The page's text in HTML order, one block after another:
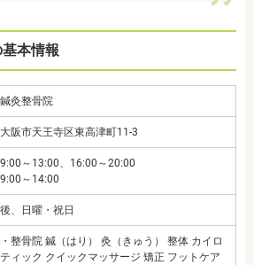
本情報
灸整骨院
阪市天王寺区東高津町11-3
～13:00、16:00～20:00
～14:00
、日曜・祝日
整骨院 鍼（はり） 灸（きゅう） 整体 カイロ
ィック クイックマッサージ 矯正 フットケア